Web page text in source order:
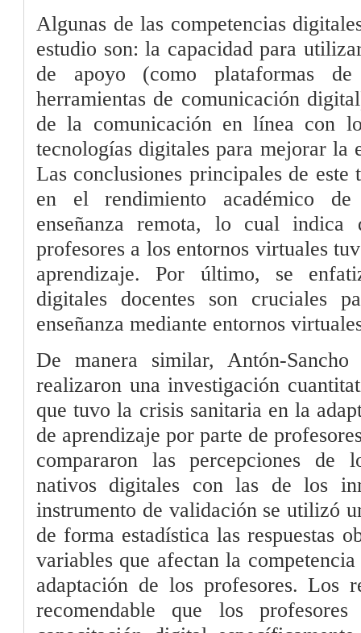
Algunas de las competencias
estudio son: la capacidad para
de apoyo (como plataformas
herramientas de comunicación
de la comunicación en línea con
tecnologías digitales para mejorar la
Las conclusiones principales de este
en el rendimiento académico
enseñanza remota, lo cual
profesores a los entornos virtuales
aprendizaje. Por último, se
digitales docentes son cruciales
enseñanza mediante entornos
De manera similar, Antón-
realizaron una investigación
que tuvo la crisis sanitaria en la
de aprendizaje por parte de
compararon las percepciones de
nativos digitales con las de los
instrumento de validación se utilizó
de forma estadística las respuestas
variables que afectan la
adaptación de los profesores. Los
recomendable que los